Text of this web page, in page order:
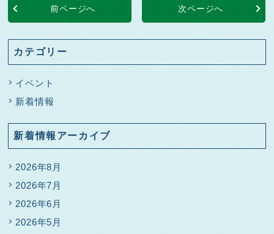
前ページへ 次ページへ
カテゴリー
イベント
新着情報
新着情報アーカイブ
2026年8月
2026年7月
2026年6月
2026年5月